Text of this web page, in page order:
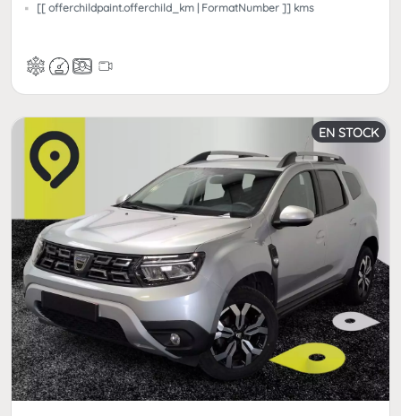
[[ offerchildpaint.offerchild_km | FormatNumber ]] kms
EN STOCK